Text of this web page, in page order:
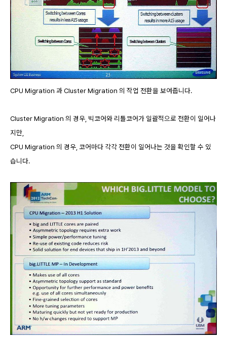
CPU Migration 과 Cluster Migration 의 작업 전환을 보여줍니다.
Cluster Migration 의 경우, 빅코어와 리틀코어가 일괄적으로 전환이 일어나
지만,
CPU Migration 의 경우, 코어마다 각각 전환이 일어나는 것을 확인할 수 있
습니다.